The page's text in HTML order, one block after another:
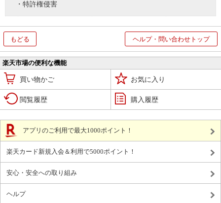
・特許権侵害
もどる ヘルプ・問い合わせトップ
楽天市場の便利な機能
買い物かご お気に入り
閲覧履歴 購入履歴
アプリのご利用で最大1000ポイント！
楽天カード新規入会＆利用で5000ポイント！
安心・安全への取り組み
ヘルプ